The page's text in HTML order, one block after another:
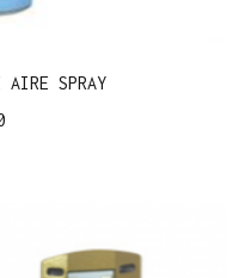
AIRE SPRAY